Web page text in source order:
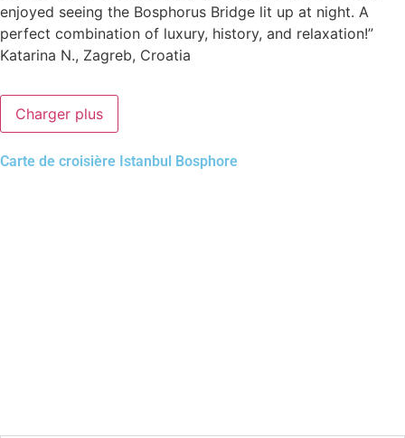
enjoyed seeing the Bosphorus Bridge lit up at night. A
perfect combination of luxury, history, and relaxation!”
Katarina N., Zagreb, Croatia
Charger plus
Carte de croisière Istanbul Bosphore